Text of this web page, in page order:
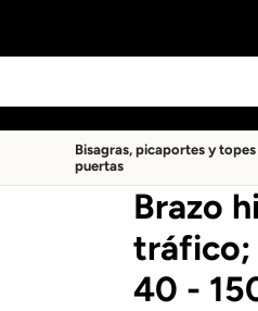
Bisagras, picaportes y topes
puertas
Brazo
tráfico;
40 -